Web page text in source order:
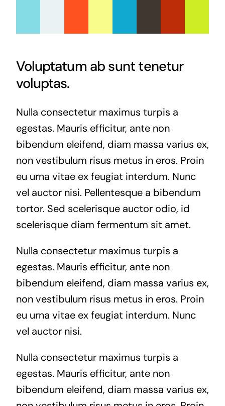
Voluptatum ab sunt tenetur
voluptas.
Nulla consectetur maximus turpis a
egestas. Mauris efficitur, ante non
bibendum eleifend, diam massa varius ex,
non vestibulum risus metus in eros. Proin
eu urna vitae ex feugiat interdum. Nunc
vel auctor nisi. Pellentesque a bibendum
tortor. Sed scelerisque auctor odio, id
scelerisque diam fermentum sit amet.
Nulla consectetur maximus turpis a
egestas. Mauris efficitur, ante non
bibendum eleifend, diam massa varius ex,
non vestibulum risus metus in eros. Proin
eu urna vitae ex feugiat interdum. Nunc
vel auctor nisi.
Nulla consectetur maximus turpis a
egestas. Mauris efficitur, ante non
bibendum eleifend, diam massa varius ex,